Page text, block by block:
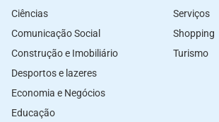
Ciências
Comunicação Social
Construção e Imobiliário
Desportos e lazeres
Economia e Negócios
Educação
Serviços
Shopping
Turismo